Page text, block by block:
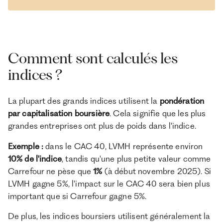
Comment sont calculés les
indices ?
La plupart des grands indices utilisent la pondération
par capitalisation boursière. Cela signifie que les plus
grandes entreprises ont plus de poids dans l'indice.
Exemple : dans le CAC 40, LVMH représente environ
10% de l'indice, tandis qu'une plus petite valeur comme
Carrefour ne pèse que1% (à début novembre 2025). Si
LVMH gagne 5%, l'impact sur le CAC 40 sera bien plus
important que si Carrefour gagne 5%.
De plus, les indices boursiers utilisent généralement la